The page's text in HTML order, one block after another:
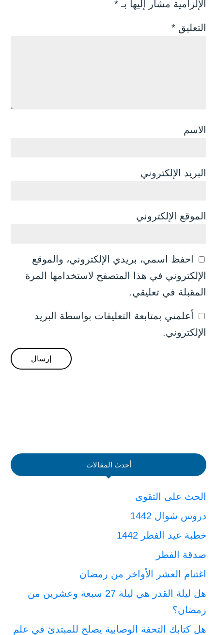
الإلزامية مشار إليها بـ *
التعليق *
الاسم
البريد الإلكتروني
الموقع الإلكتروني
احفظ اسمي، بريدي الإلكتروني، والموقع
الإلكتروني في هذا المتصفح لاستخدامها المرة
المقبلة في تعليقي.
أعلمني بمتابعة التعليقات بواسطة البريد
الإلكتروني.
أحدث المقالات
الحث على التقوى
دروس شوال 1442
خطبة عيد الفطر 1442
صدقة الفطر
اغتنام العشر الأواخر من رمضان
هل ليلة القدر هي ليلة 27 سبعة وعشرين من
رمضان؟
هل كتابك التحفة الوصابية يصلح للمبتدئ في علم